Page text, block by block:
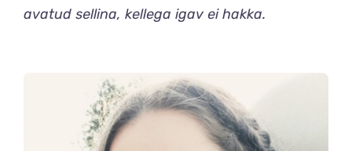
avatud sellina, kellega igav ei hakka.